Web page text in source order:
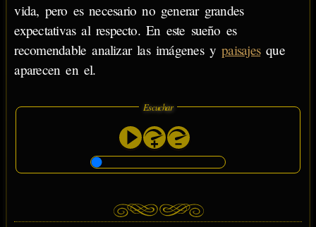
vida, pero es necesario no generar grandes
expectativas al respecto. En este sueño es
recomendable analizar las imágenes ypaisajesque
aparecen en el.
Escuchar